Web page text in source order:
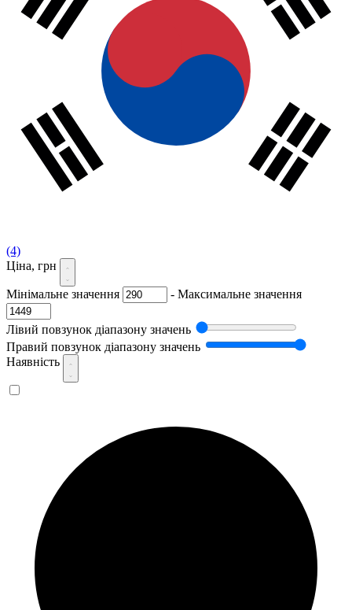
(4)
Ціна, грн
Мінімальне значення - Максимальне значення
Лівий повзунок діапазону значень
Правий повзунок діапазону значень
Наявність